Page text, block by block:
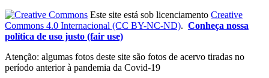
Este site está sob licenciamento Creative
Commons 4.0 Internacional (CC BY-NC-ND). Conheça nossa
política de uso justo (fair use)
Atenção: algumas fotos deste site são fotos de acervo tiradas no
período anterior à pandemia da Covid-19